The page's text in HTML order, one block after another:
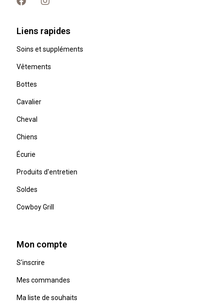
Liens rapides
Soins et suppléments
Vêtements
Bottes
Cavalier
Cheval
Chiens
Écurie
Produits d'entretien
Soldes
Cowboy Grill
Mon compte
S'inscrire
Mes commandes
Ma liste de souhaits